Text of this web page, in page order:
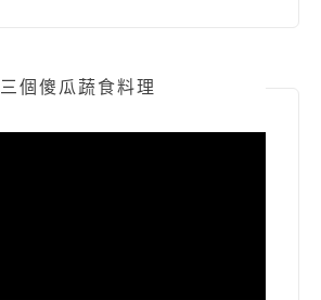
三個傻瓜蔬食料理